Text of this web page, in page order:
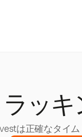
ッ
は正確なタイ